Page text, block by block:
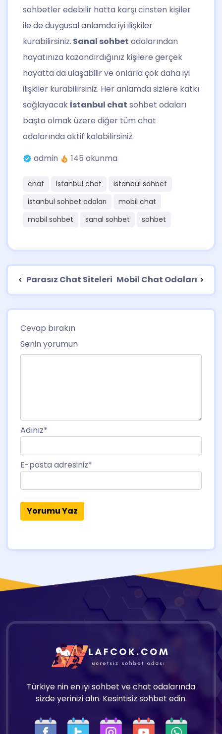
sohbetler edebilir hatta karşı cinsten kişiler
ile de duygusal anlamda iyi ilişkiler
kurabilirsiniz. Sanal sohbet odalarından
hayatınıza kazandırdığınız kişilere gerçek
hayatta da ulaşabilir ve onlarla çok daha iyi
ilişkiler kurabilirsiniz. Her anlamda sizlere katkı
sağlayacak İstanbul chat sohbet odaları
başta olmak üzere diğer tüm chat
odalarında aktif kalabilirsiniz.
admin
145 okunma
chat Istanbul chat
istanbul sohbet
istanbul sohbet odaları
mobil chat
mobil sohbet
sanal sohbet sohbet
Parasız Chat Siteleri Mobil Chat Odaları
Cevap bırakın
Senin yorumun
Adınız*
E-posta adresiniz*
Türkiye nin en iyi sohbet ve chat odalarında
sizde yerinizi alın. Kesintisiz sohbet edin.